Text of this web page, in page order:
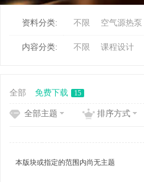
资料分类: 不限 空气源热泵
内容分类: 不限 课程设计
全部 免费下载 15
全部主题 排序方式
本版块或指定的范围内尚无主题